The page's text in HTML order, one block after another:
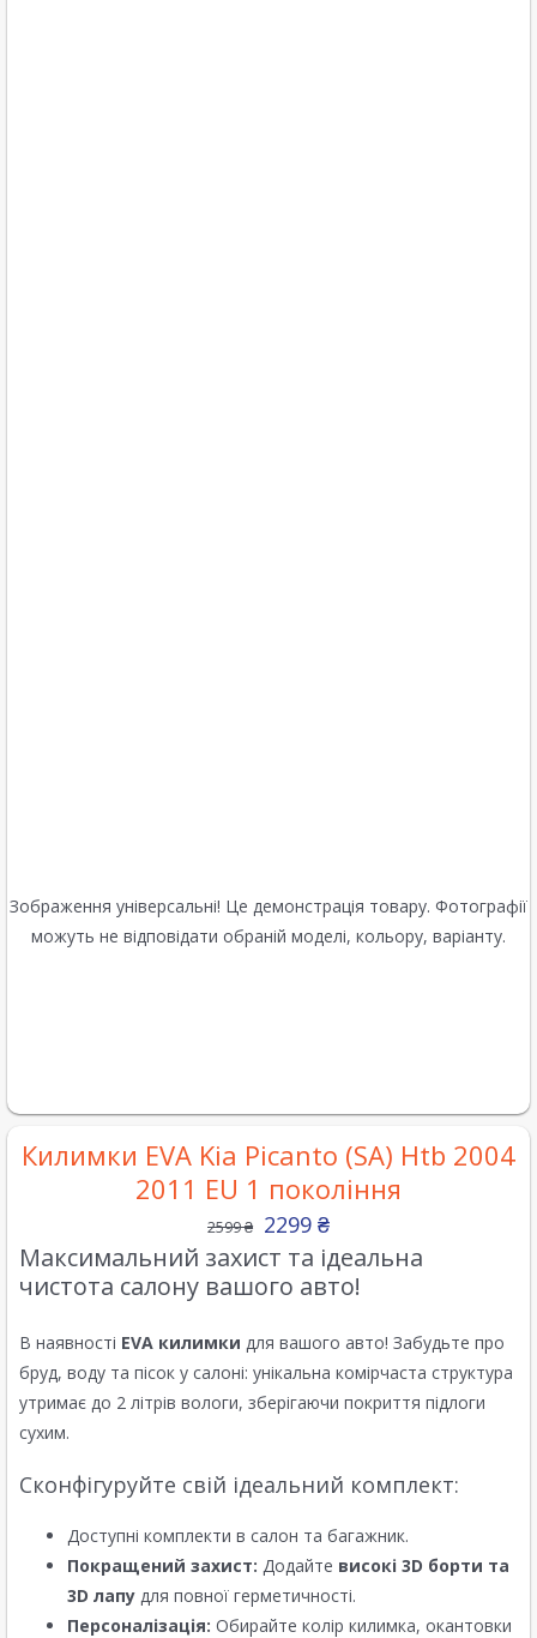
Зображення універсальні! Це демонстрація товару. Фотографії
можуть не відповідати обраній моделі, кольору, варіанту.
Килимки EVA Kia Picanto (SA) Htb 2004
2011 EU 1 покоління
2599₴ 2299 ₴
Максимальний захист та ідеальна
чистота салону вашого авто!
В наявності EVA килимки для вашого авто! Забудьте про
бруд, воду та пісок у салоні: унікальна комірчаста структура
утримає до 2 літрів вологи, зберігаючи покриття підлоги
сухим.
Сконфігуруйте свій ідеальний комплект:
Доступні комплекти в салон та багажник.
Покращений захист: Додайте високі 3D борти та
3D лапу для повної герметичності.
Персоналізація: Обирайте колір килимка, окантовки